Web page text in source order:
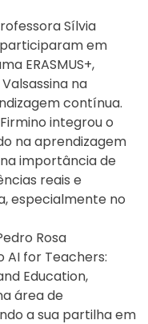
Sílvia
em
ERASMUS+,
na
contínua.
integrou o
na aprendizagem
importância de
reais e
especialmente no
Rosa
AI for Teachers:
Education,
área de
a sua partilha em